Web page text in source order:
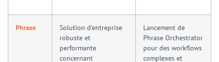
Phrase
Solution d’entreprise
robuste et
performante
concernant
Lancement de
Phrase Orchestrator
pour des workflows
complexes et